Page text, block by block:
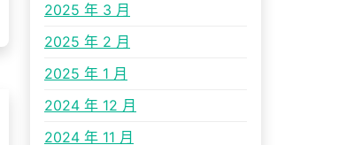
2025 年 3 月
2025 年 2 月
2025 年 1 月
2024 年 12 月
2024 年 11 月